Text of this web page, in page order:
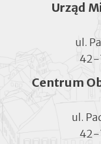
Urząd
ul.
42-
Centrum
ul.
42-